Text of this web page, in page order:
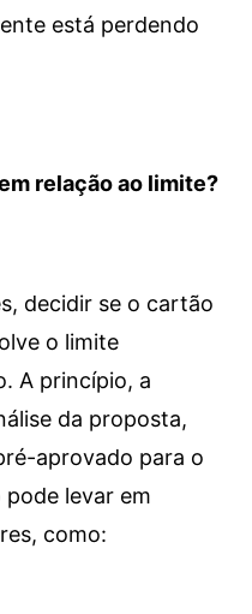
está perdendo
relação ao limite?
decidir se o cartão
o limite
A princípio, a
da proposta,
aprovado para o
levar em
como: